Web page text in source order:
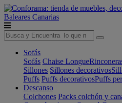
Baleares Canarias
Sofás
Sofás Chaise Longue
Sillones Sillones decorativos
Puffs Puffs decorativosPuffs
Descanso
Colchones Packs colchón y